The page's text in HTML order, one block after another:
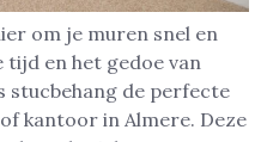
om je muren snel en
en het gedoe van
stucbehang de perfecte
kantoor in Almere. Deze